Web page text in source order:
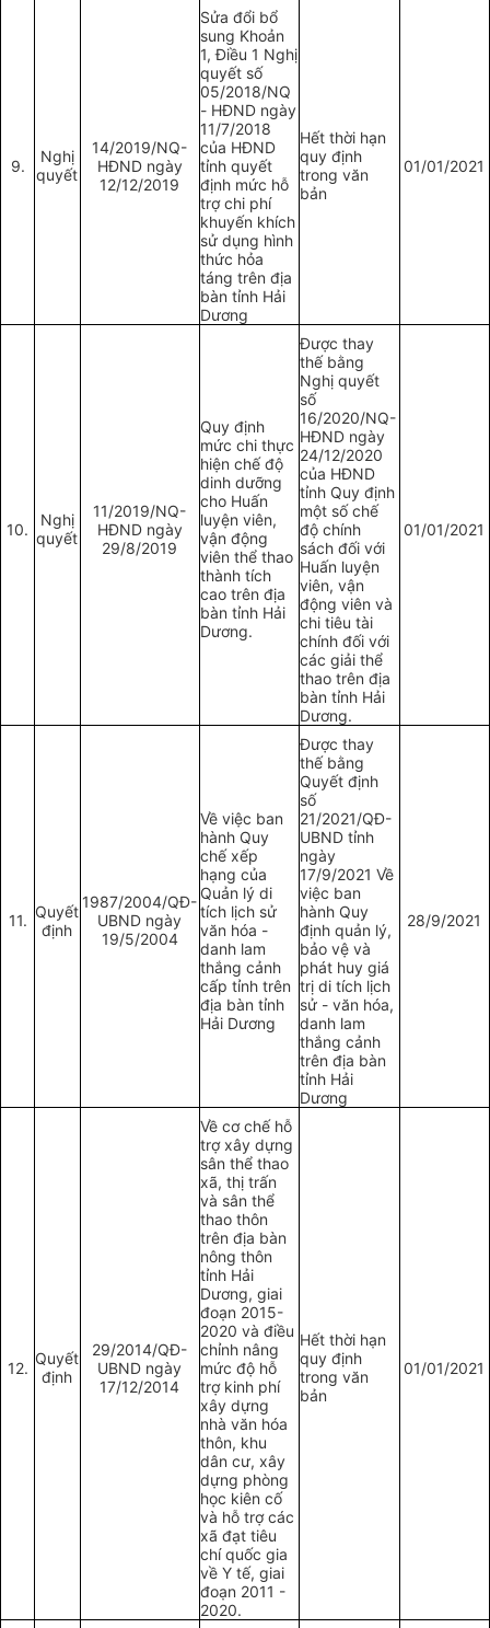
9.
Nghị
quyết
14/2019/NQ-
HĐND ngày
12/12/2019
Sửa đổi bổ
sung Khoản
1, Điều 1 Nghị
quyết số
05/2018/NQ
- HĐND ngày
11/7/2018
của HĐND
tỉnh quyết
định mức hỗ
trợ chi phí
khuyến khích
sử dụng hình
thức hỏa
táng trên địa
bàn tỉnh Hải
Dương
Hết thời hạn
quy định
trong văn
bản
01/01/2021
10.
Nghị
quyết
11/2019/NQ-
HĐND ngày
29/8/2019
Quy định
mức chi thực
hiện chế độ
dinh dưỡng
cho Huấn
luyện viên,
vận động
viên thể thao
thành tích
cao trên địa
bàn tỉnh Hải
Dương.
Được thay
thế bằng
Nghị quyết
số
16/2020/NQ-
HĐND ngày
24/12/2020
của HĐND
tỉnh Quy định
một số chế
độ chính
sách đối với
Huấn luyện
viên, vận
động viên và
chi tiêu tài
chính đối với
các giải thể
thao trên địa
bàn tỉnh Hải
Dương.
01/01/2021
11. Quyết
định
1987/2004/QĐ-
UBND ngày
19/5/2004
Về việc ban
hành Quy
chế xếp
hạng của
Quản lý di
tích lịch sử
văn hóa -
danh lam
thắng cảnh
cấp tỉnh trên
địa bàn tỉnh
Hải Dương
Được thay
thế bằng
Quyết định
số
21/2021/QĐ-
UBND tỉnh
ngày
17/9/2021 Về
việc ban
hành Quy
định quản lý,
bảo vệ và
phát huy giá
trị di tích lịch
sử - văn hóa,
danh lam
thắng cảnh
trên địa bàn
tỉnh Hải
Dương
28/9/2021
12.
Quyết
định
29/2014/QĐ-
UBND ngày
17/12/2014
Về cơ chế hỗ
trợ xây dựng
sân thể thao
xã, thị trấn
và sân thể
thao thôn
trên địa bàn
nông thôn
tỉnh Hải
Dương, giai
đoạn 2015-
2020 và điều
chỉnh nâng
mức độ hỗ
trợ kinh phí
xây dựng
nhà văn hóa
thôn, khu
dân cư, xây
dựng phòng
học kiên cố
và hỗ trợ các
xã đạt tiêu
chí quốc gia
về Y tế, giai
đoạn 2011 -
2020.
Hết thời hạn
quy định
trong văn
bản
01/01/2021